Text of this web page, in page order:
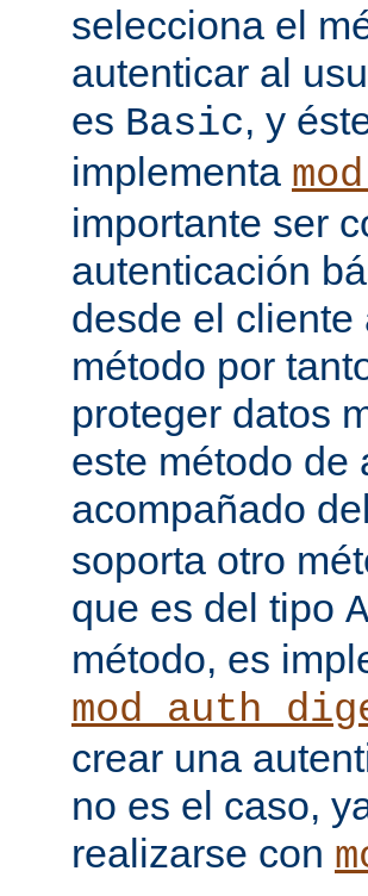
selecciona el
autenticar al
es Basic, y
implementa
importante ser
autenticación
desde el cliente
método por
proteger datos
este método de
acompañado
soporta otro
que es del tipo
método, es
crear una
no es el caso,
realizarse con